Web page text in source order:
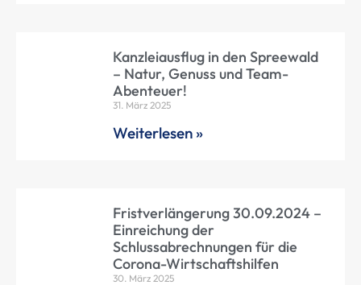
Kanzleiausflug in den Spreewald
– Natur, Genuss und Team-
Abenteuer!
31. März 2025
Weiterlesen »
Fristverlängerung 30.09.2024 –
Einreichung der
Schlussabrechnungen für die
Corona-Wirtschaftshilfen
30. März 2025